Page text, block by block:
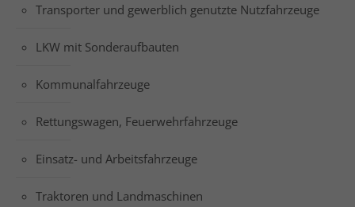
Transporter und gewerblich genutzte Nutzfahrzeuge
LKW mit Sonderaufbauten
Kommunalfahrzeuge
Rettungswagen, Feuerwehrfahrzeuge
Einsatz- und Arbeitsfahrzeuge
Traktoren und Landmaschinen